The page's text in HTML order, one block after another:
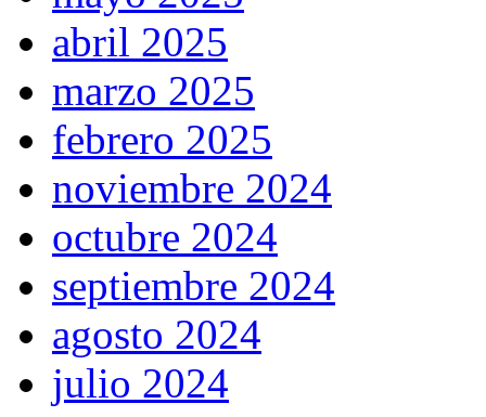
abril 2025
marzo 2025
febrero 2025
noviembre 2024
octubre 2024
septiembre 2024
agosto 2024
julio 2024